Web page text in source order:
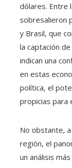
dólares. Entre
sobresalieron
y Brasil, que
la captación
indican una
en estas
política, el
propicias para
No obstante,
región, el
un análisis